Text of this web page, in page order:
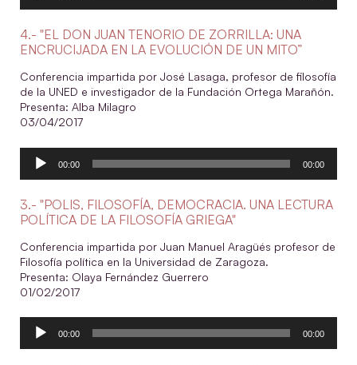
4.- "EL DON JUAN TENORIO DE ZORRILLA: UNA
ENCRUCIJADA EN LA EVOLUCIÓN DE UN MITO”
Conferencia impartida por José Lasaga, profesor de filosofía
de la UNED e investigador de la Fundación Ortega Marañón.
Presenta: Alba Milagro
03/04/2017
Reproductor
00:00 00:00
3.- "POLIS, FILOSOFÍA, DEMOCRACIA. UNA LECTURA
POLÍTICA DE LA FILOSOFÍA GRIEGA"
Conferencia impartida por Juan Manuel Aragüés profesor de
Filosofía política en la Universidad de Zaragoza.
Presenta: Olaya Fernández Guerrero
01/02/2017
Reproductor
00:00 00:00